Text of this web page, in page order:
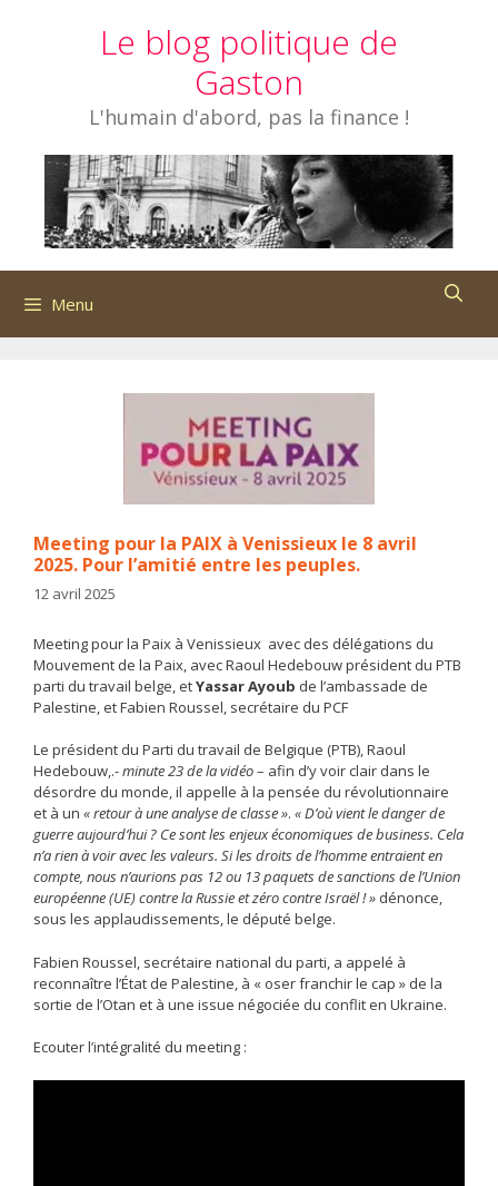
Le blog politique de
Gaston
L'humain d'abord, pas la finance !
Menu
Meeting pour la PAIX à Venissieux le 8 avril
2025. Pour l’amitié entre les peuples.
12 avril 2025
Meeting pour la Paix à Venissieux avec des délégations du
Mouvement de la Paix, avec Raoul Hedebouwprésident du PTB
parti du travail belge, etYassar Ayoub de l’ambassade de
Palestine, et Fabien Roussel, secrétaire du PCF
Le président du Parti du travail de Belgique (PTB), Raoul
Hedebouw,.-minute 23 de la vidéo– afin d’y voir clair dans le
désordre du monde, il appelle à la pensée du révolutionnaire
et à un « retour à une analyse de classe ». « D’où vient le danger de
guerre aujourd’hui ? Ce sont les enjeux économiques de business. Cela
n’a rien à voir avec les valeurs. Si les droits de l’homme entraient en
compte, nous n’aurions pas 12 ou 13 paquets de sanctions de l’Union
européenne (UE) contre la Russie et zéro contre Israël ! » dénonce,
sous les applaudissements, le député belge.
Fabien Roussel, secrétaire national du parti, a appelé à
reconnaître l’État de Palestine, à « oser franchir le cap » de la
sortie de l’Otan et à une issue négociée du conflit en Ukraine.
Ecouter l’intégralité du meeting :